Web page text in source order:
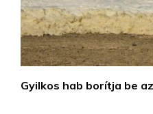
Gyilkos hab borítja be